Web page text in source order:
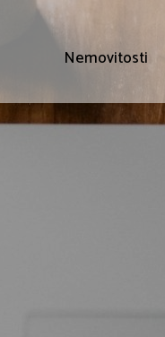
Nemovitosti